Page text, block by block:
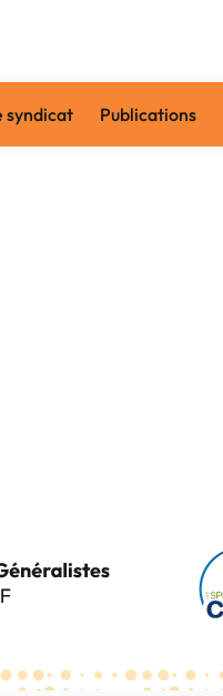
syndicat Publications